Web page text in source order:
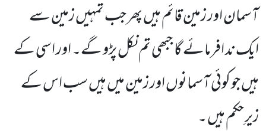
آسمان اور زمین قائم ہیں پھر جب تمہیں زمین سے
ایک ند افرمائے گا جبھی تم نکل پڑو گے۔ اور اسی کے
ہیں جو کوئی آسمانوں اور زمین میں ہیں سب اس کے
زیرِ حکم ہیں ۔